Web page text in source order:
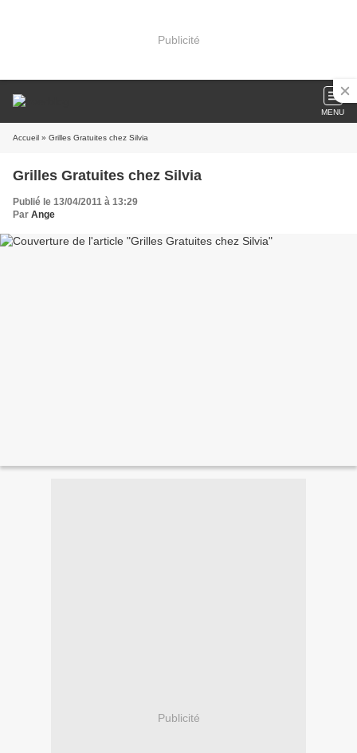
Publicité
MENU
Accueil » Grilles Gratuites chez Silvia
Grilles Gratuites chez Silvia
Publié le 13/04/2011 à 13:29
Par Ange
Publicité